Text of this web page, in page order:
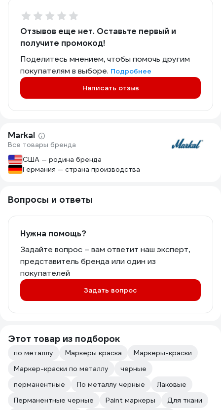
Отзывов еще нет. Оставьте первый и
получите промокод!
Поделитесь мнением, чтобы помочь другим
покупателям в выборе. Подробнее
Написать отзыв
Markal
Все товары бренда
США — родина бренда
Германия — страна производства
Вопросы и ответы
Нужна помощь?
Задайте вопрос – вам ответит наш эксперт,
представитель бренда или один из
покупателей
Задать вопрос
Этот товар из подборок
по металлу Маркеры краска
Маркеры-краски
Маркер-краски по металлу
черные
перманентные
По металлу черные
Лаковые
Перманентные черные
Paint маркеры
Для ткани